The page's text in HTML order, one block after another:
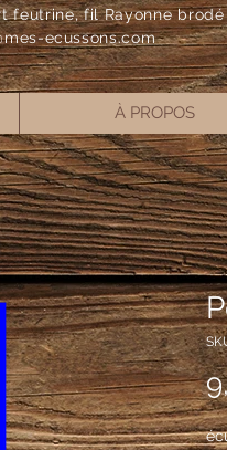
feutrine, fil Rayonne brodé
ecussons.com
À PROPOS